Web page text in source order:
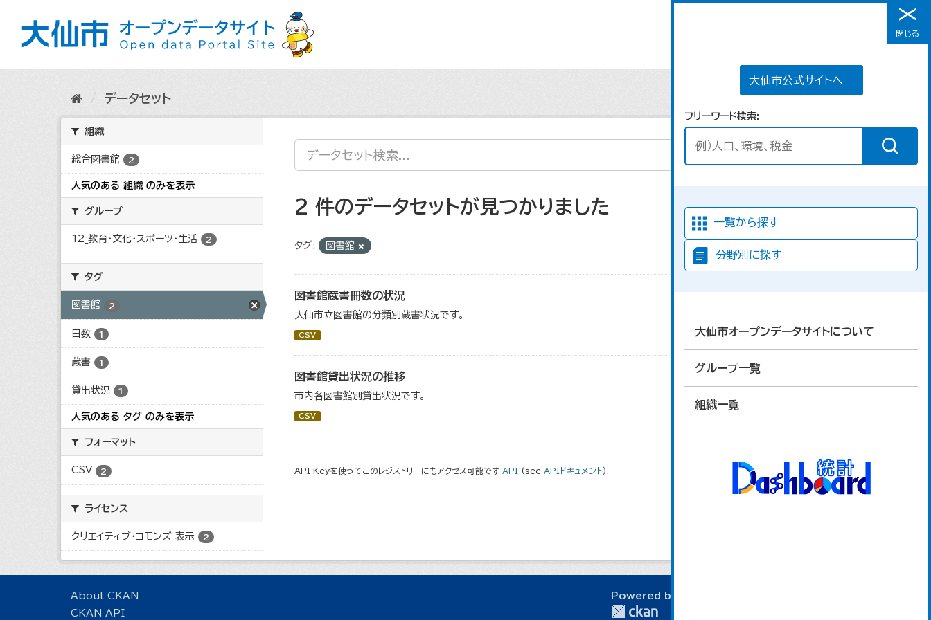
メニュー
大仙市公式サイトへ
フリーワード検索
一覧から探す
分野別に探す
大仙市オープンデータサイトについて
グループ一覧
組織一覧
閉じる
データセット
組織
総合図書館 2
人気のある 組織 のみを表示
グループ
12_教育・文化・スポーツ・生活 2
タグ
図書館 2
日数 1
蔵書 1
貸出状況 1
人気のある タグ のみを表示
フォーマット
CSV 2
ライセンス
クリエイティブ・コモンズ 表示 2
2 件のデータセットが見つかりました
タグ: 図書館
図書館蔵書冊数の状況
大仙市立図書館の分類別蔵書状況です。
CSV
図書館貸出状況の推移
市内各図書館別貸出状況です。
CSV
API Keyを使ってこのレジストリーにもアクセス可能です API (see APIドキュメント).
About CKAN
CKAN API
Powered by